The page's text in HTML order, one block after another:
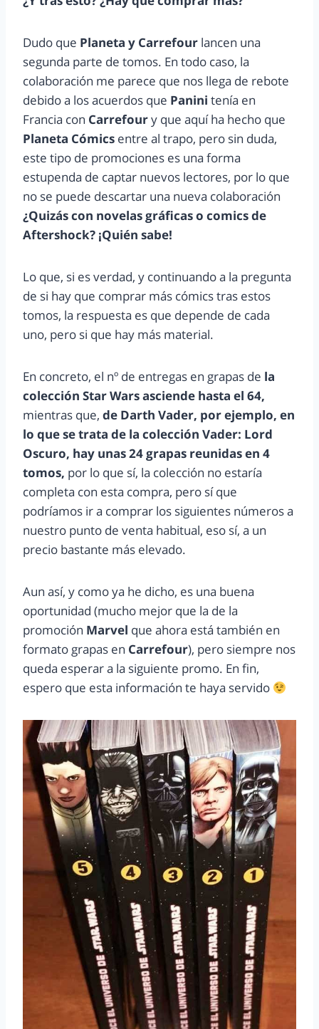
Dudo que Planeta y Carrefour lancen una
segunda parte de tomos. En todo caso, la
colaboración me parece que nos llega de rebote
debido a los acuerdos que Panini tenía en
Francia con Carrefoury que aquí ha hecho que
Planeta Cómics entre al trapo, pero sin duda,
este tipo de promociones es una forma
estupenda de captar nuevos lectores, por lo que
no se puede descartar una nueva colaboración
¿Quizás con novelas gráficas o comics de
Aftershock? ¡Quién sabe!
Lo que, si es verdad, y continuando a la pregunta
de si hay que comprar más cómics tras estos
tomos, la respuesta es que depende de cada
uno, pero si que hay más material.
En concreto, el nº de entregas en grapas de la
colección Star Wars asciende hasta el 64,
mientras que, de Darth Vader, por ejemplo, en
lo que se trata de la colección Vader: Lord
Oscuro, hay unas 24 grapas reunidas en 4
tomos, por lo que sí, la colección no estaría
completa con esta compra, pero sí que
podríamos ir a comprar los siguientes números a
nuestro punto de venta habitual, eso sí, a un
precio bastante más elevado.
Aun así, y como ya he dicho, es una buena
oportunidad (mucho mejor que la de la
promoción Marvel que ahora está también en
formato grapas en Carrefour), pero siempre nos
queda esperar a la siguiente promo. En fin,
espero que esta información te haya servido